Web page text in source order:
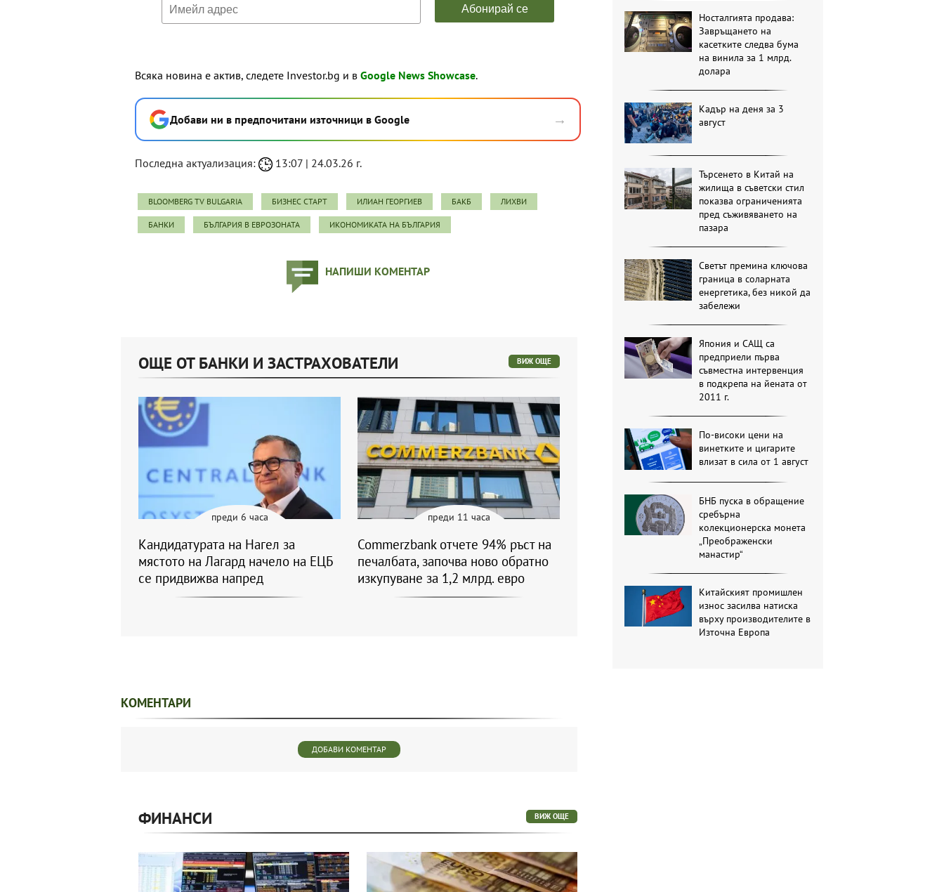
Всяка новина е актив, следете Investor.bg и в Google News Showcase.
Добави ни в предпочитани източници в Google →
Последна актуализация: 13:07 | 24.03.26 г.
BLOOMBERG TV BULGARIA БИЗНЕС СТАРТ ИЛИАН ГЕОРГИЕВ БАКБ ЛИХВИ
БАНКИ БЪЛГАРИЯ В ЕВРОЗОНАТА ИКОНОМИКАТА НА БЪЛГАРИЯ
НАПИШИ КОМЕНТАР
Носталгията продава:
Завръщането на
касетките следва бума
на винила за 1 млрд.
долара
Кадър на деня за 3
август
Търсенето в Китай на
жилища в съветски стил
показва ограниченията
пред съживяването на
пазара
Светът премина ключова
граница в соларната
енергетика, без никой да
забележи
Япония и САЩ са
предприели първа
съвместна интервенция
в подкрепа на йената от
2011 г.
По-високи цени на
винетките и цигарите
влизат в сила от 1 август
БНБ пуска в обращение
сребърна
колекционерска монета
„Преображенски
манастир“
Китайският промишлен
износ засилва натиска
върху производителите в
Източна Европа
ОЩЕ ОТ БАНКИ И ЗАСТРАХОВАТЕЛИ ВИЖ ОЩЕ
преди 6 часа
Кандидатурата на Нагел за
мястото на Лагард начело на ЕЦБ
се придвижва напред
преди 11 часа
Commerzbank отчете 94% ръст на
печалбата, започва ново обратно
изкупуване за 1,2 млрд. евро
КОМЕНТАРИ
ДОБАВИ КОМЕНТАР
ФИНАНСИ ВИЖ ОЩЕ